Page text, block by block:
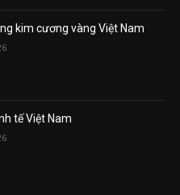
kim cương vàng Việt Nam
tế Việt Nam